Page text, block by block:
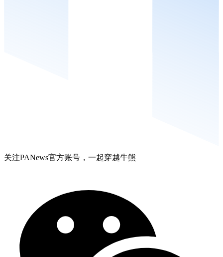
关注PANews官方账号，一起穿越牛熊